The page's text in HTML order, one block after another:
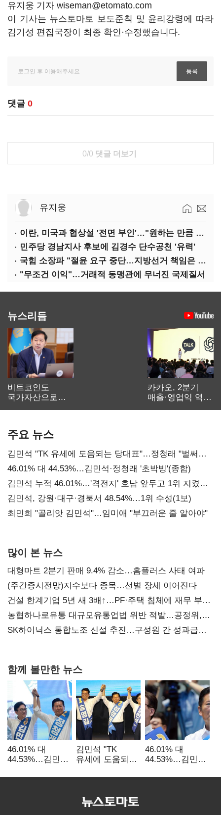
유지웅 기자 wiseman@etomato.com
이 기사는 뉴스토마토 보도준칙 및 윤리강령에 따라
김기성 편집국장이 최종 확인·수정했습니다.
댓글 0
0/0 댓글 더보기
유지웅
이란, 미국과 협상설 '전면 부인'…"원하는 만큼 전쟁 가능"
민주당 경남지사 후보에 김경수 단수공천 '유력'
국힘 소장파 "절윤 요구 중단…지방선거 책임은 장동혁 몫"
"무조건 이익"…거래적 동맹관에 무너진 국제질서
뉴스리듬
비트코인도
국가자산으로…'
카카오, 2분기
매출·영업익 역대
주요 뉴스
김민석 "TK 유세에 도움되는 당대표"…정청래 "벌써
대표된 양 당직 배분"
46.01% 대 44.53%…김민석·정청래 '초박빙'(종합)
김민석 누적 46.01%…'격전지' 호남 앞두고 1위 지켰다
(2보)
김민석, 강원·대구·경북서 48.54%…1위 수성(1보)
최민희 "골리앗 김민석"…임미애 "부끄러운 줄 알아야"
많이 본 뉴스
대형마트 2분기 판매 9.4% 감소…홈플러스 사태 여파
(주간증시전망)지수보다 종목…선별 장세 이어진다
건설 한계기업 5년 새 3배↑…PF·주택 침체에 재무 부담
확대
농협하나로유통 대규모유통업법 위반 적발…공정위,
과징금 4억6200만원 부과
SK하이닉스 통합노조 신설 추진…구성원 간 성과급
함께 볼만한 뉴스
46.01% 대
44.53%…김민석·
'초박빙'(종합
김민석 "TK
유세에 도움되는
"벌써 대표된 양
46.01% 대
44.53%…김민석·
'초박빙'(종합)